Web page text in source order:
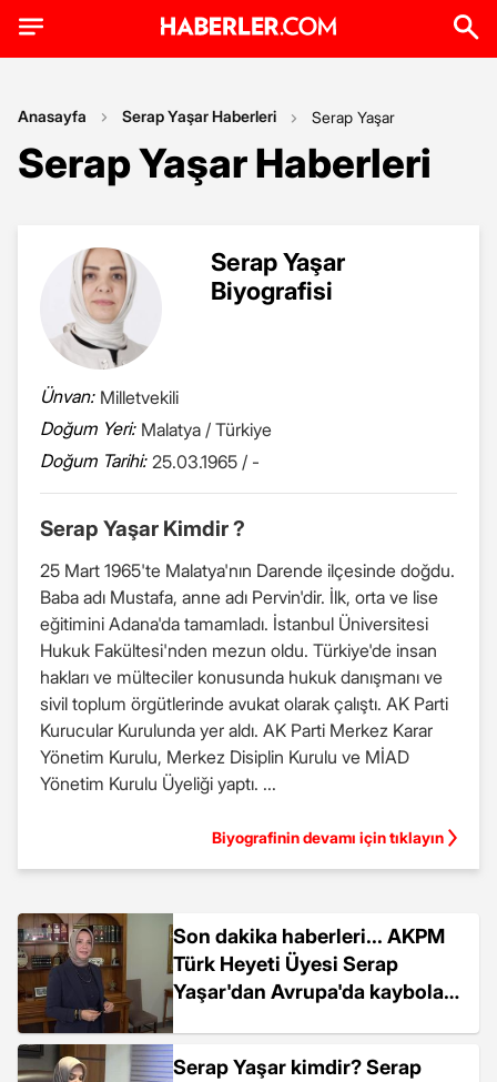
Anasayfa Serap Yaşar Haberleri Serap Yaşar
Serap Yaşar Haberleri
Serap Yaşar
Biyografisi
Ünvan: Milletvekili
Doğum Yeri: Malatya / Türkiye
Doğum Tarihi: 25.03.1965 / -
Serap Yaşar Kimdir ?
25 Mart 1965'te Malatya'nın Darende ilçesinde doğdu.
Baba adı Mustafa, anne adı Pervin'dir. İlk, orta ve lise
eğitimini Adana'da tamamladı. İstanbul Üniversitesi
Hukuk Fakültesi'nden mezun oldu. Türkiye'de insan
hakları ve mülteciler konusunda hukuk danışmanı ve
sivil toplum örgütlerinde avukat olarak çalıştı. AK Parti
Kurucular Kurulunda yer aldı. AK Parti Merkez Karar
Yönetim Kurulu, Merkez Disiplin Kurulu ve MİAD
Yönetim Kurulu Üyeliği yaptı. ...
Biyografinin devamı için tıklayın
Son dakika haberleri... AKPM
Türk Heyeti Üyesi Serap
Yaşar'dan Avrupa'da kaybolan
Serap Yaşar kimdir? Serap